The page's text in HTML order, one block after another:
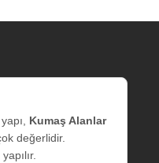
Kumaş Alanlar
değerlidir.